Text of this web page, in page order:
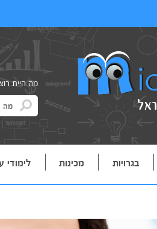
מה היית
בגרויות מכינות לימודי